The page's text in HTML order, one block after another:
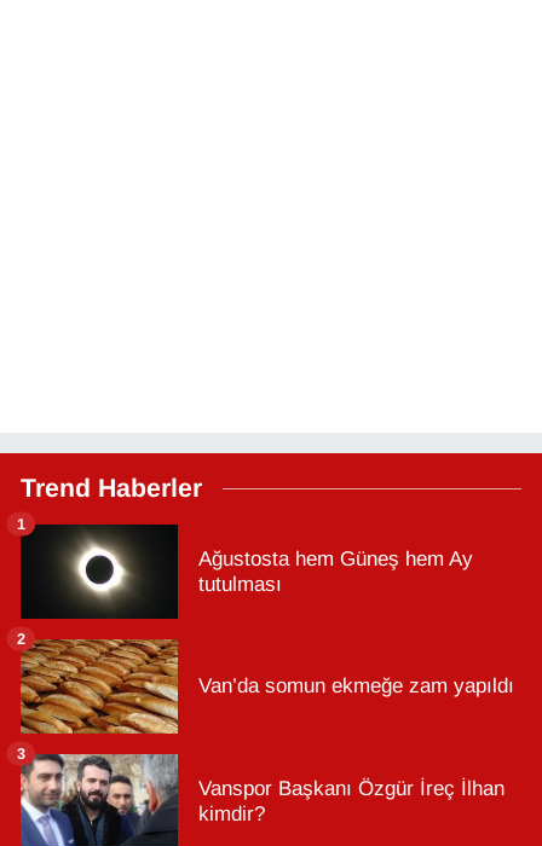
Trend Haberler
Ağustosta hem Güneş hem Ay
tutulması
1
Van’da somun ekmeğe zam yapıldı
2
Vanspor Başkanı Özgür İreç İlhan
kimdir?
3